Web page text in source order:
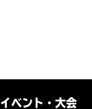
イベント・大会